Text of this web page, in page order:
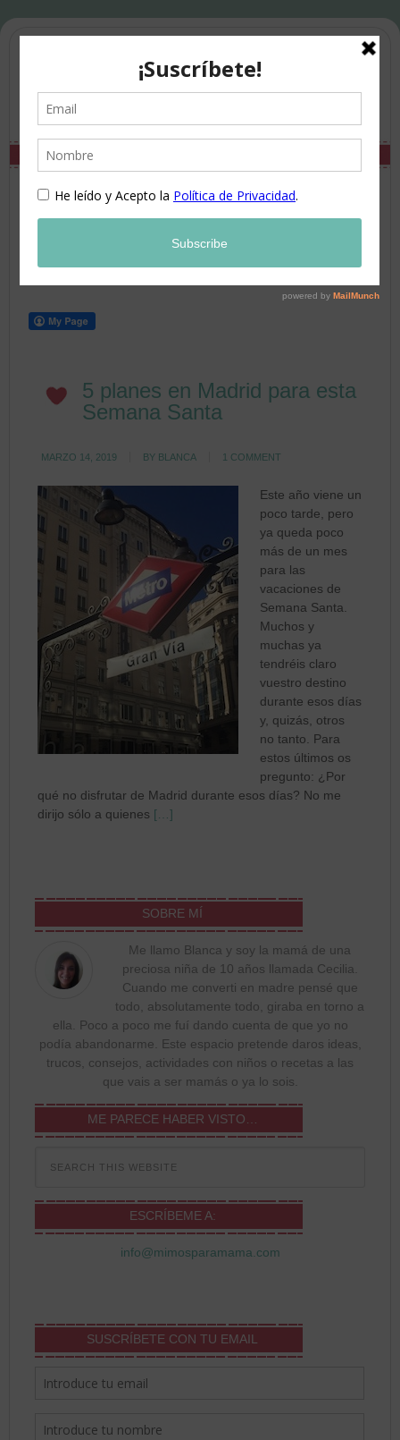
5 planes en Madrid para esta
Semana Santa
MARZO 14, 2019 BY BLANCA 1 COMMENT
Este año viene un
poco tarde, pero
ya queda poco
más de un mes
para las
vacaciones de
Semana Santa.
Muchos y
muchas ya
tendréis claro
vuestro destino
durante esos días
y, quizás, otros
no tanto. Para
estos últimos os
pregunto: ¿Por
qué no disfrutar de Madrid durante esos días? No me
dirijo sólo a quienes […]
SOBRE MÍ
Me llamo Blanca y soy la mamá de una
preciosa niña de 10 años llamada Cecilia.
Cuando me converti en madre pensé que
todo, absolutamente todo, giraba en torno a
ella. Poco a poco me fuí dando cuenta de que yo no
podía abandonarme. Este espacio pretende daros ideas,
trucos, consejos, actividades con niños o recetas a las
que vais a ser mamás o ya lo sois.
ME PARECE HABER VISTO…
ESCRÍBEME A:
info@mimosparamama.com
SUSCRÍBETE CON TU EMAIL